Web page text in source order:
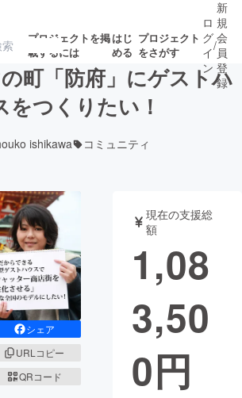
プロジェクトを掲
載するには
はじ
める
プロジェクト
をさがす
ジェクト
ロジェクト
写真 音楽
ジー・ガジェット ゲーム・サ
画
・起業
り・地域活性化
ロ
グ
イ
ン
/
新
規
会
員
登
録
町「防府」にゲストハ
をつくりたい！
ishikawa コミュニティ
シェア
URLコピー
QRコード
現在の支援総
額
1,08
3,50
0円